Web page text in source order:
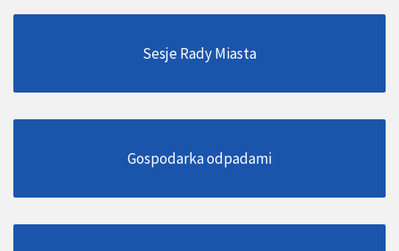
Sesje Rady Miasta
Gospodarka odpadami